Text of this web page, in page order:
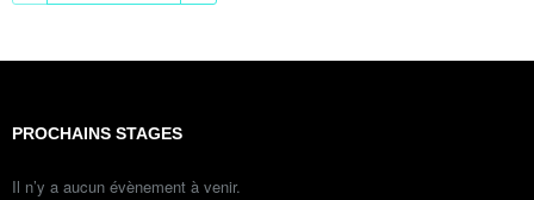
PROCHAINS STAGES
Il n’y a aucun évènement à venir.